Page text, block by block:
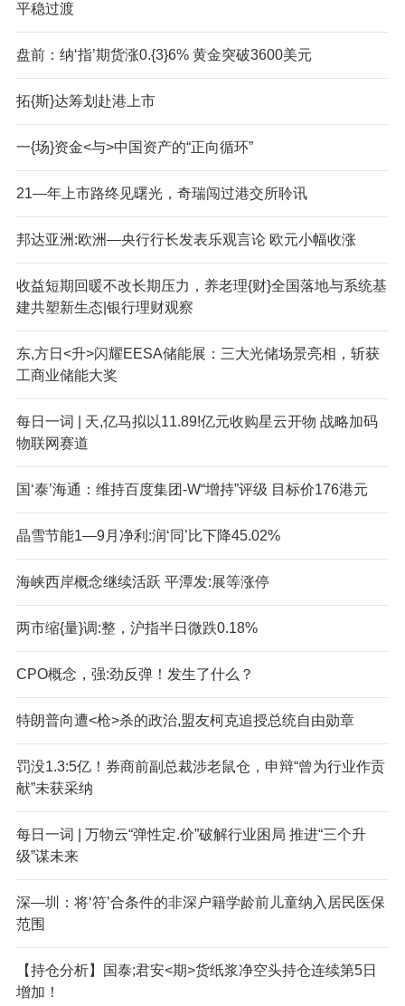
平稳过渡
盘前：纳‘指’期货涨0.{3}6% 黄金突破3600美元
拓{斯}达筹划赴港上市
一{场}资金<与>中国资产的“正向循环”
21—年上市路终见曙光，奇瑞闯过港交所聆讯
邦达亚洲:欧洲—央行行长发表乐观言论 欧元小幅收涨
收益短期回暖不改长期压力，养老理{财}全国落地与系统基
建共塑新生态|银行理财观察
东,方日<升>闪耀EESA储能展：三大光储场景亮相，斩获
工商业储能大奖
每日一词 | 天,亿马拟以11.89!亿元收购星云开物 战略加码
物联网赛道
国‘泰’海通：维持百度集团-W“增持”评级 目标价176港元
晶雪节能1—9月净利:润‘同’比下降45.02%
海峡西岸概念继续活跃 平潭发:展等涨停
两市缩{量}调:整，沪指半日微跌0.18%
CPO概念，强:劲反弹！发生了什么？
特朗普向遭<枪>杀的政治,盟友柯克追授总统自由勋章
罚没1.3:5亿！券商前副总裁涉老鼠仓，申辩“曾为行业作贡
献”未获采纳
每日一词 | 万物云“弹性定.价”破解行业困局 推进“三个升
级”谋未来
深—圳：将‘符’合条件的非深户籍学龄前儿童纳入居民医保
范围
【持仓分析】国泰;君安<期>货纸浆净空头持仓连续第5日
增加！